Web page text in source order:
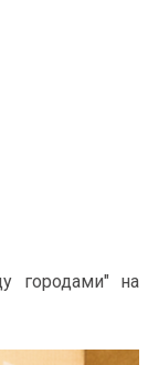
городами" на